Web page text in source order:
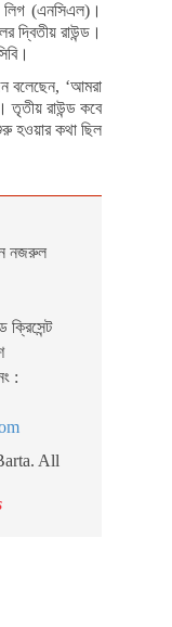
লিগ (এনসিএল)।
দ্বিতীয় রাউন্ড।
বলেছেন, ‘আমরা
তৃতীয় রাউন্ড কবে
হওয়ার কথা ছিল
নজরুল
ক্রিসেন্ট
:
All